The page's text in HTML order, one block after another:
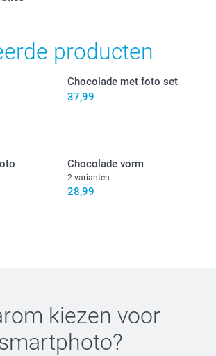
producten
Chocolade met foto set
37,99
Chocolade vorm
2 varianten
28,99
kiezen voor
?